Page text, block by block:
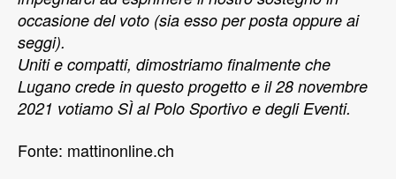
occasione del voto (sia esso per posta oppure ai
seggi).
Uniti e compatti, dimostriamo finalmente che
Lugano crede in questo progetto e il 28 novembre
2021 votiamo SÌ al Polo Sportivo e degli Eventi.
Fonte: mattinonline.ch